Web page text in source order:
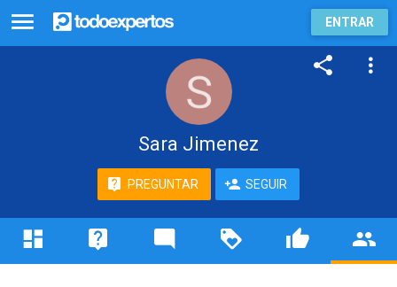
ENTRAR
Sara Jimenez
PREGUNTAR SEGUIR